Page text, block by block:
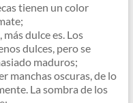
tienen un color
dulce es. Los
dulces, pero se
maduros;
manchas oscuras, de lo
La sombra de los